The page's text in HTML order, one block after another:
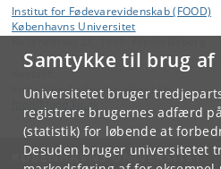
Samtykke til brug af
Universitetet bruger
registrere brugernes adfærd
(statistik) for løbende at
Desuden bruger universitetet
Institut for Fødevarevidenskab (FOOD)
Københavns Universitet
Institut for Fødevarevidenskab
KØBENHAVNS UNIVERSITET